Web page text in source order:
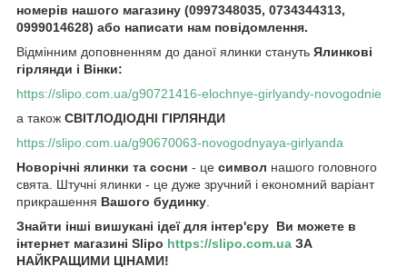
номерів нашого магазину (0997348035, 0734344313,
0999014628) або написати нам повідомлення.
Відмінним доповненням до даної ялинки стануть Ялинкові
гірлянди і Вінки:
https://slipo.com.ua/g90721416-elochnye-girlyandy-novogodnie
а також СВІТЛОДІОДНІ ГІРЛЯНДИ
https://slipo.com.ua/g90670063-novogodnyaya-girlyanda
Новорічні ялинки та сосни - це символ нашого головного
свята. Штучні ялинки - це дуже зручний і економний варіант
прикрашення Вашого будинку.
Знайти інші вишукані ідеї для інтер'єру Ви можете в
інтернет магазині Slipo https://slipo.com.ua ЗА
НАЙКРАЩИМИ ЦІНАМИ!